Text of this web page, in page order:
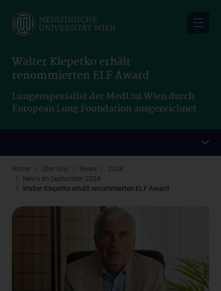
main
Walter Klepetko erhält
renommierten ELF Award
Lungenspezialist der MedUni Wien durch
European Lung Foundation ausgezeichnet
Home Über Uns News
2024
News im September 2024
Walter Klepetko erhält renommierten ELF Award